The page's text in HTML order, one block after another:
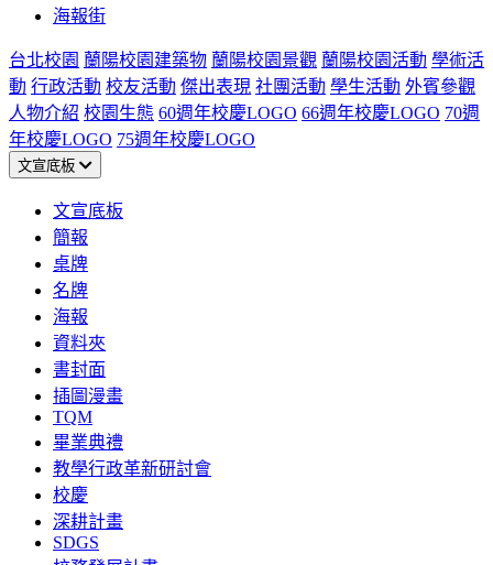
海報街
台北校園 蘭陽校園建築物 蘭陽校園景觀 蘭陽校園活動 學術活
動 行政活動 校友活動 傑出表現 社團活動 學生活動 外賓參觀
人物介紹 校園生態 60週年校慶LOGO 66週年校慶LOGO 70週
年校慶LOGO 75週年校慶LOGO
文宣底板
文宣底板
簡報
桌牌
名牌
海報
資料夾
書封面
插圖漫畫
TQM
畢業典禮
教學行政革新研討會
校慶
深耕計畫
SDGS